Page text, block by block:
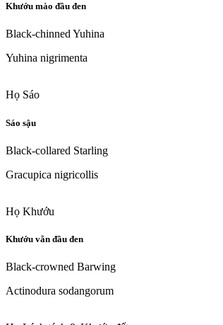
Khướu mào đầu đen
Black-chinned Yuhina
Yuhina nigrimenta
Họ Sáo
Sáo sậu
Black-collared Starling
Gracupica nigricollis
Họ Khướu
Khướu vằn đầu đen
Black-crowned Barwing
Actinodura sodangorum